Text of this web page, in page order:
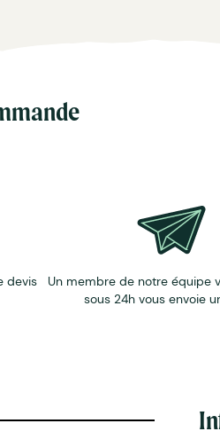
devis
Un membre de notre équipe
sous 24h vous envoie